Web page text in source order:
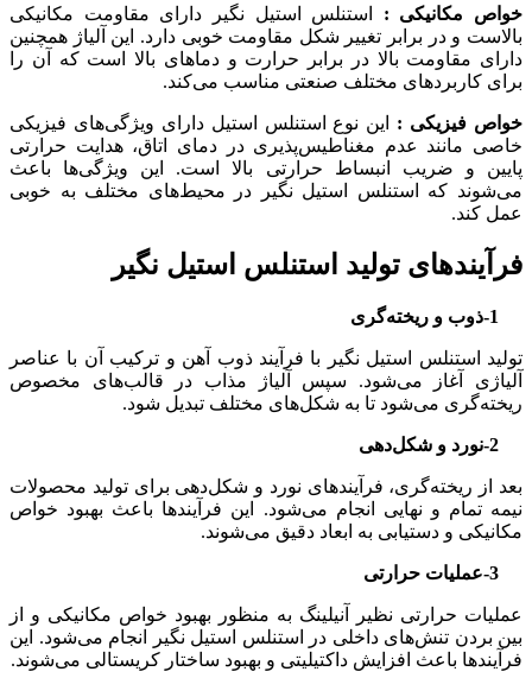
خواص مکانیکی :
استنلس استیل نگیر دارای مقاومت مکانیکی
بالاست و در برابر تغییر شکل مقاومت خوبی دارد. این آلیاژ همچنین
دارای مقاومت بالا در برابر حرارت و دماهای بالا است که آن را
برای کاربردهای مختلف صنعتی مناسب می‌کند.
خواص فیزیکی :
این نوع استنلس استیل دارای ویژگی‌های فیزیکی
خاصی مانند عدم مغناطیس‌پذیری در دمای اتاق، هدایت حرارتی
پایین و ضریب انبساط حرارتی بالا است. این ویژگی‌ها باعث
می‌شوند که استنلس استیل نگیر در محیط‌های مختلف به خوبی
عمل کند.
فرآیندهای تولید استنلس استیل نگیر
تولید استنلس استیل نگیر با فرآیند ذوب آهن و ترکیب آن با عناصر
آلیاژی آغاز می‌شود. سپس آلیاژ مذاب در قالب‌های مخصوص
ریخته‌گری می‌شود تا به شکل‌های مختلف تبدیل شود.
بعد از ریخته‌گری، فرآیندهای نورد و شکل‌دهی برای تولید محصولات
نیمه تمام و نهایی انجام می‌شود. این فرآیندها باعث بهبود خواص
مکانیکی و دستیابی به ابعاد دقیق می‌شوند.
عملیات حرارتی نظیر آنیلینگ به منظور بهبود خواص مکانیکی و از
بین بردن تنش‌های داخلی در استنلس استیل نگیر انجام می‌شود. این
فرآیندها باعث افزایش داکتیلیتی و بهبود ساختار کریستالی می‌شوند.